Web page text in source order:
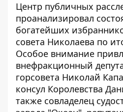
Центр публичных
проанализировал
богатейших
совета Николаева по
Особое внимание
внефракционный
горсовета Николай
консул Королевства
также совладелец